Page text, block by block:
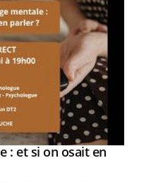
: et si on osait en